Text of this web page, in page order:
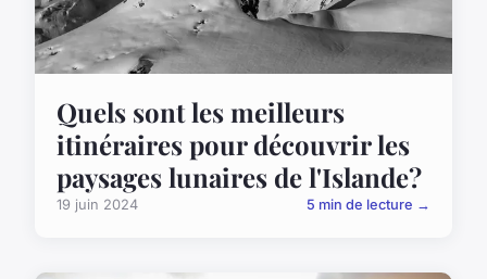
Quels sont les meilleurs
itinéraires pour découvrir les
paysages lunaires de l'Islande?
19 juin 2024 5 min de lecture →